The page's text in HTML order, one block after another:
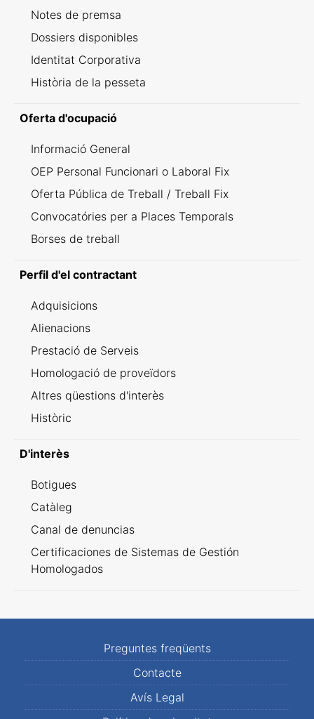
Notes de premsa
Dossiers disponibles
Identitat Corporativa
Història de la pesseta
Oferta d'ocupació
Informació General
OEP Personal Funcionari o Laboral Fix
Oferta Pública de Treball / Treball Fix
Convocatóries per a Places Temporals
Borses de treball
Perfil d'el contractant
Adquisicions
Alienacions
Prestació de Serveis
Homologació de proveïdors
Altres qüestions d'interès
Històric
D'interès
Botigues
Catàleg
Canal de denuncias
Certificaciones de Sistemas de Gestión
Homologados
Preguntes freqüents
Contacte
Avís Legal